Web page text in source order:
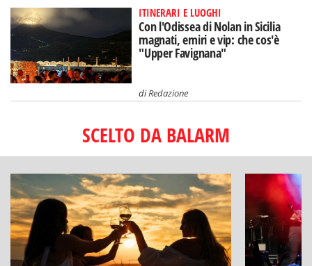
ITINERARI E LUOGHI
Con l'Odissea di Nolan in Sicilia
magnati, emiri e vip: che cos'è
"Upper Favignana"
diRedazione
SCELTO DA BALARM